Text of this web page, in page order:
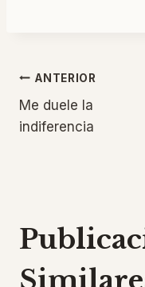
de
ANTERIOR
Me duele la
indiferencia